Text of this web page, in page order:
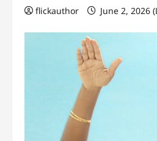
flickauthor June 2, 2026